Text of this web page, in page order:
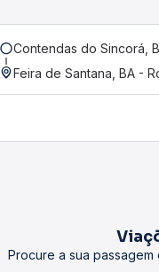
Contendas do Sincorá,
Feira de Santana, BA -
Procure a sua